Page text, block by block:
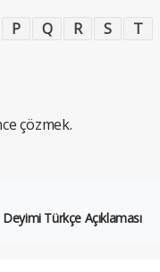
P Q R S
T
çözmek.
Türkçe Açıklaması